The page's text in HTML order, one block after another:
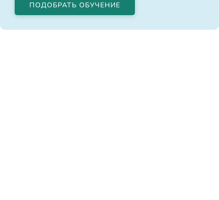
ПОДОБРАТЬ ОБУЧЕНИЕ